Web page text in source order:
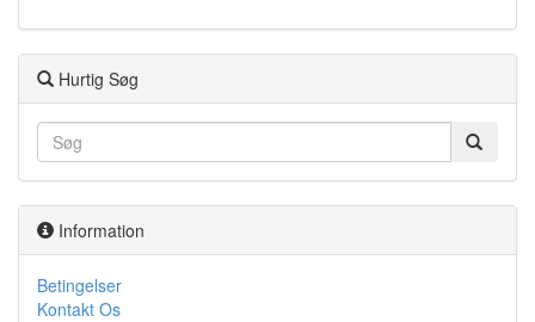
Hurtig Søg
Information
Betingelser
Kontakt Os